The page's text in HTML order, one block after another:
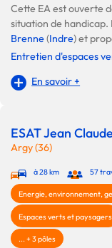
Cette EA est ouverte
situation de handicap.
Brenne(Indre) et
Entretien d'espaces
En savoir +
ESAT Jean
Argy (36)
à 28 km 57
Energie, environnement,
Espaces verts et paysagers
... + 3 pôles